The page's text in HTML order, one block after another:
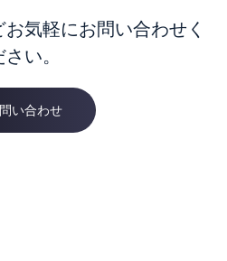
気軽にお問い合わせく
さい。
い合わせ